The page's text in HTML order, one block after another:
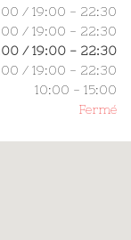
/ 19:00 - 22:30
/ 19:00 - 22:30
/19:00 - 22:30
/ 19:00 - 22:30
10:00 - 15:00
Fermé